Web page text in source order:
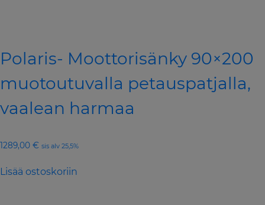
Polaris- Moottorisänky 90×200
muotoutuvalla petauspatjalla,
vaalean harmaa
1289,00 € sis alv 25,5%
Lisää ostoskoriin